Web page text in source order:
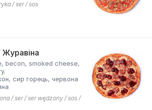
/ ser / sos
Журавіна
smoked cheese,
сир горець, червона
/ ser / ser wędzony / sos /